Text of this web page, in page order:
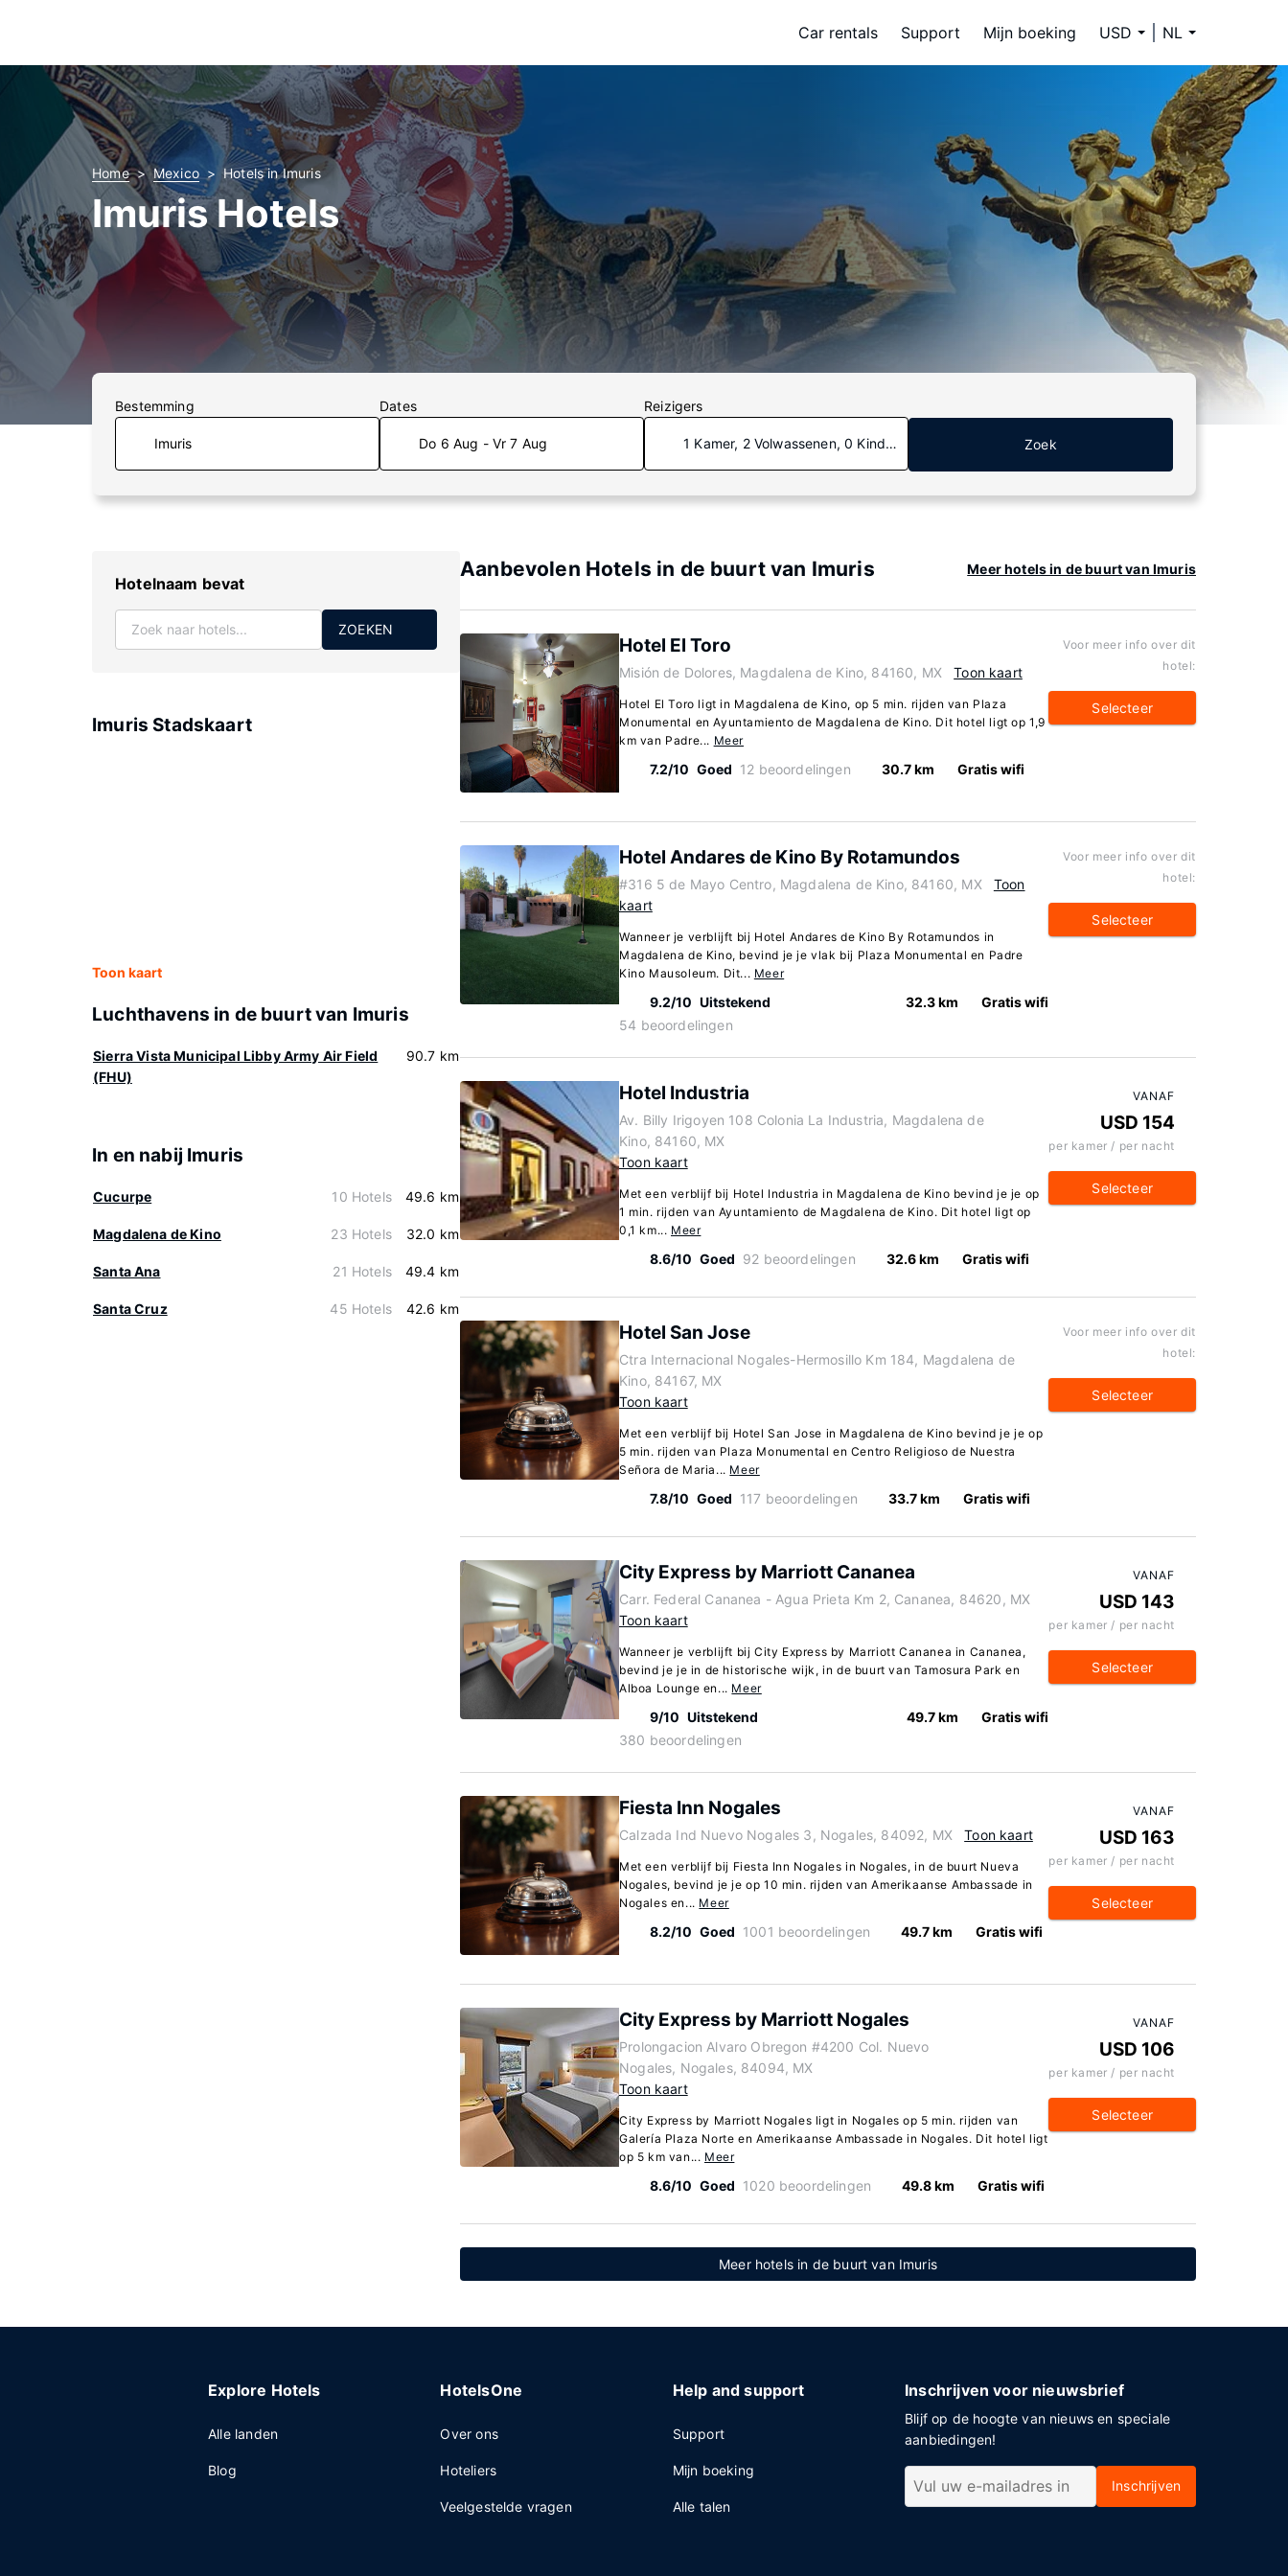
Car rentals Support Mijn boeking USD NL
Home Mexico Hotels in Imuris
Imuris Hotels
Bestemming Dates
Do 6 Aug - Vr 7 Aug
Reizigers
1 Kamer, 2 Volwassenen, 0 Kinderen Zoek
Hotelnaam bevat
ZOEKEN
Imuris Stadskaart
Toon kaart
Luchthavens in de buurt van Imuris
Sierra Vista Municipal Libby Army Air Field
(FHU)
90.7 km
In en nabij Imuris
Cucurpe 10 Hotels 49.6 km
Magdalena de Kino 23 Hotels 32.0 km
Santa Ana 21 Hotels 49.4 km
Santa Cruz 45 Hotels 42.6 km
Aanbevolen Hotels in de buurt van Imuris Meer hotels in de buurt van Imuris
Hotel El Toro
Misión de Dolores, Magdalena de Kino, 84160, MX Toon kaart
Hotel El Toro ligt in Magdalena de Kino, op 5 min. rijden van Plaza
Monumental en Ayuntamiento de Magdalena de Kino. Dit hotel ligt op 1,9
km van Padre... Meer
7.2/10 Goed 12 beoordelingen 30.7 km Gratis wifi
Voor meer info over dit
hotel:
Selecteer
Hotel Andares de Kino By Rotamundos
#316 5 de Mayo Centro, Magdalena de Kino, 84160, MX
Toon
kaart
Wanneer je verblijft bij Hotel Andares de Kino By Rotamundos in
Magdalena de Kino, bevind je je vlak bij Plaza Monumental en Padre
Kino Mausoleum. Dit... Meer
9.2/10 Uitstekend
54 beoordelingen
32.3 km Gratis wifi
Voor meer info over dit
hotel:
Selecteer
Hotel Industria
Av. Billy Irigoyen 108 Colonia La Industria, Magdalena de
Kino, 84160, MX
Toon kaart
Met een verblijf bij Hotel Industria in Magdalena de Kino bevind je je op
1 min. rijden van Ayuntamiento de Magdalena de Kino. Dit hotel ligt op
0,1 km... Meer
8.6/10 Goed 92 beoordelingen 32.6 km Gratis wifi
VANAF
USD 154
per kamer / per nacht
Selecteer
Hotel San Jose
Ctra Internacional Nogales-Hermosillo Km 184, Magdalena de
Kino, 84167, MX
Toon kaart
Met een verblijf bij Hotel San Jose in Magdalena de Kino bevind je je op
5 min. rijden van Plaza Monumental en Centro Religioso de Nuestra
Señora de Maria... Meer
7.8/10 Goed 117 beoordelingen 33.7 km Gratis wifi
Voor meer info over dit
hotel:
Selecteer
City Express by Marriott Cananea
Carr. Federal Cananea - Agua Prieta Km 2, Cananea, 84620, MX
Toon kaart
Wanneer je verblijft bij City Express by Marriott Cananea in Cananea,
bevind je je in de historische wijk, in de buurt van Tamosura Park en
Alboa Lounge en... Meer
9/10 Uitstekend
380 beoordelingen
49.7 km Gratis wifi
VANAF
USD 143
per kamer / per nacht
Selecteer
Fiesta Inn Nogales
Calzada Ind Nuevo Nogales 3, Nogales, 84092, MX Toon kaart
Met een verblijf bij Fiesta Inn Nogales in Nogales, in de buurt Nueva
Nogales, bevind je je op 10 min. rijden van Amerikaanse Ambassade in
Nogales en... Meer
8.2/10 Goed 1001 beoordelingen 49.7 km Gratis wifi
VANAF
USD 163
per kamer / per nacht
Selecteer
City Express by Marriott Nogales
Prolongacion Alvaro Obregon #4200 Col. Nuevo
Nogales, Nogales, 84094, MX
Toon kaart
City Express by Marriott Nogales ligt in Nogales op 5 min. rijden van
Galería Plaza Norte en Amerikaanse Ambassade in Nogales. Dit hotel ligt
op 5 km van... Meer
8.6/10 Goed 1020 beoordelingen 49.8 km Gratis wifi
VANAF
USD 106
per kamer / per nacht
Selecteer
Meer hotels in de buurt van Imuris
Explore Hotels
Alle landen
Blog
HotelsOne
Over ons
Hoteliers
Veelgestelde vragen
Help and support
Support
Mijn boeking
Alle talen
Inschrijven voor nieuwsbrief
Blijf op de hoogte van nieuws en speciale
aanbiedingen!
Inschrijven